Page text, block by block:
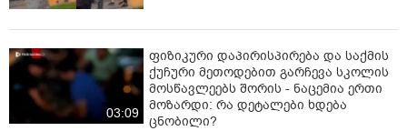
03:09
ფიზიკური დაპირისპირება და საქმის
ქუჩური მეთოდებით გარჩევა სკოლის
მოსწავლეებს შორის - ნაცემია ერთი
მოზარდი: რა დეტალები ხდება
ცნობილი?